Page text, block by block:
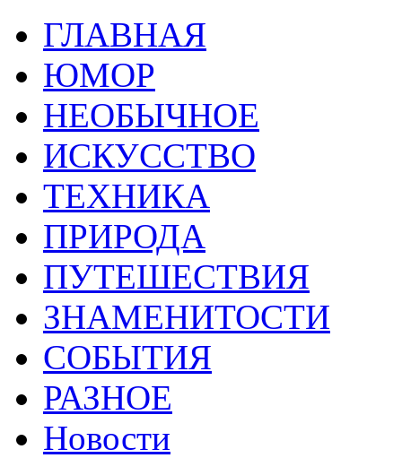
ГЛАВНАЯ
ЮМОР
НЕОБЫЧНОЕ
ИСКУССТВО
ТЕХНИКА
ПРИРОДА
ПУТЕШЕСТВИЯ
ЗНАМЕНИТОСТИ
СОБЫТИЯ
РАЗНОЕ
Новости